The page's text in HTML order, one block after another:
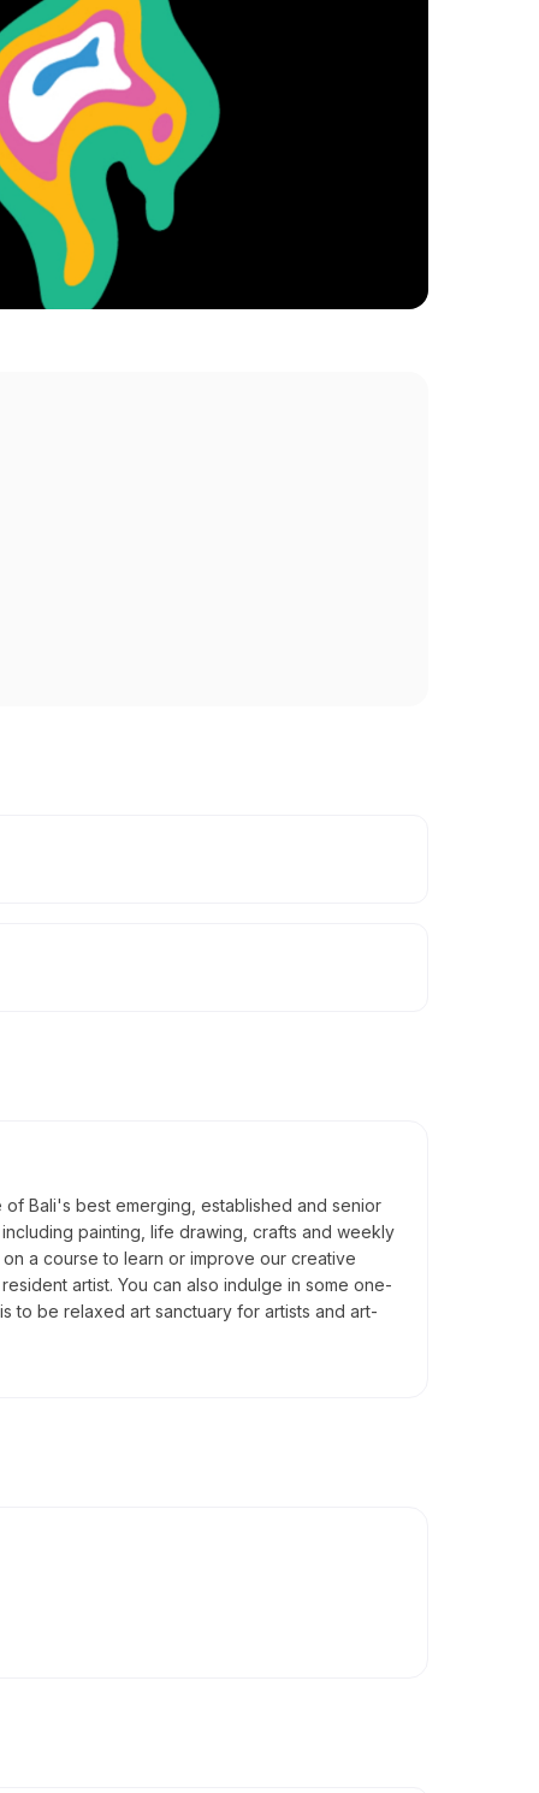
of Bali's best emerging, established and senior
painting, life drawing, crafts and weekly
a course to learn or improve our creative
artist. You can also indulge in some one-
to be relaxed art sanctuary for artists and art-